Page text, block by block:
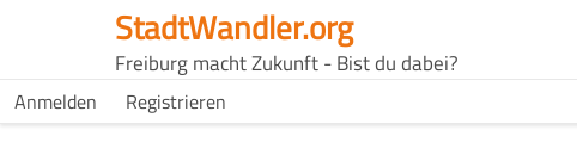
StadtWandler.org
Freiburg macht Zukunft - Bist du dabei?
H4C
Main
H4C
Anmelden Registrieren